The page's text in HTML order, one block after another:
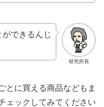
研究所長
できるんじ
とに買える商品などもま
ェックしてみてください